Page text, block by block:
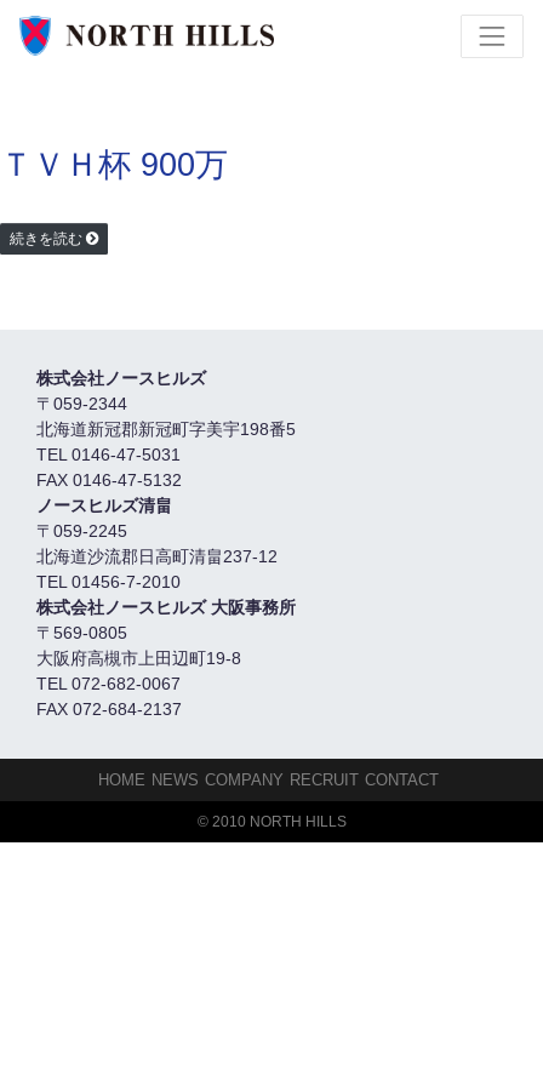
ＴＶＨ杯 900万
続きを読む
株式会社ノースヒルズ
〒059-2344
北海道新冠郡新冠町字美宇198番5
TEL 0146-47-5031
FAX 0146-47-5132
ノースヒルズ清畠
〒059-2245
北海道沙流郡日高町清畠237-12
TEL 01456-7-2010
株式会社ノースヒルズ 大阪事務所
〒569-0805
大阪府高槻市上田辺町19-8
TEL 072-682-0067
FAX 072-684-2137
HOME NEWS COMPANY RECRUIT CONTACT
© 2010 NORTH HILLS